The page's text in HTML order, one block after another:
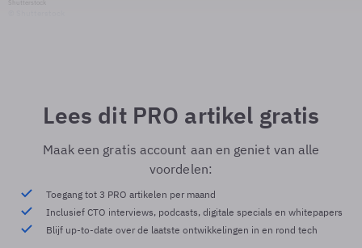
Lees dit PRO artikel gratis
Maak een gratis account aan en geniet van alle
voordelen:
Toegang tot 3 PRO artikelen per maand
Inclusief CTO interviews, podcasts, digitale specials en whitepapers
Blijf up-to-date over de laatste ontwikkelingen in en rond tech